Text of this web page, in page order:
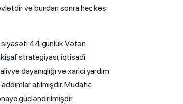
və bundan sonra heç kəs
siyasəti 44 günlük Vətən
strategiyası, iqtisadi
dayanıqlığı və xarici yardım
atılmışdır. Müdafiə
gücləndirilmişdir.